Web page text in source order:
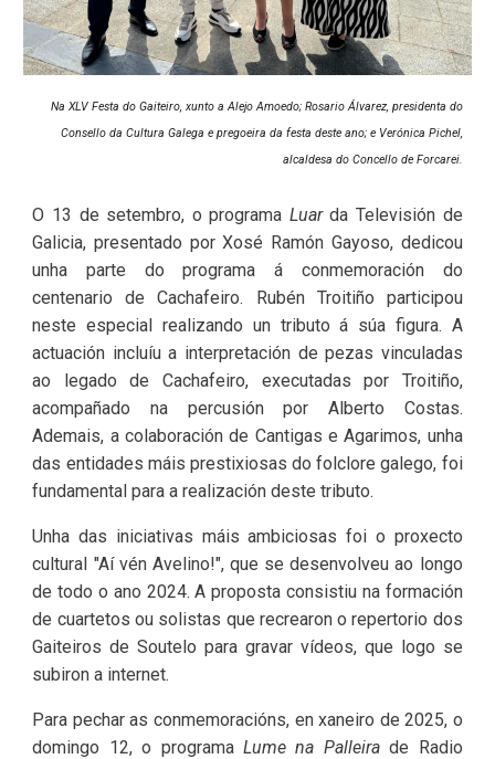
Na XLV Festa do Gaiteiro, xunto a Alejo Amoedo; Rosario Álvarez, presidenta do
Consello da Cultura Galega e pregoeira da festa deste ano; e Verónica Pichel,
alcaldesa do Concello de Forcarei.
O 13 de setembro, o programa Luarda Televisión de
Galicia, presentado por Xosé Ramón Gayoso, dedicou
unha parte do programa á conmemoración do
centenario de Cachafeiro. Rubén Troitiño participou
neste especial realizando un tributo á súa figura. A
actuación incluíu a interpretación de pezas vinculadas
ao legado de Cachafeiro, executadas por Troitiño,
acompañado na percusión por Alberto Costas.
Ademais, a colaboración de Cantigas e Agarimos, unha
das entidades máis prestixiosas do folclore galego, foi
fundamental para a realización deste tributo.
Unha das iniciativas máis ambiciosas foi o proxecto
cultural "Aí vén Avelino!", que se desenvolveu ao longo
de todo o ano 2024. A proposta consistiu na formación
de cuartetos ou solistas que recrearon o repertorio dos
Gaiteiros de Soutelo para gravar vídeos, que logo se
subiron a internet.
Para pechar as conmemoracións, en xaneiro de 2025, o
domingo 12, o programa Lume na Palleirade Radio